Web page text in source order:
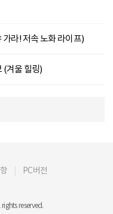
라! 저속 노화 라이프)
(겨울 힐링)
PC버전
reserved.